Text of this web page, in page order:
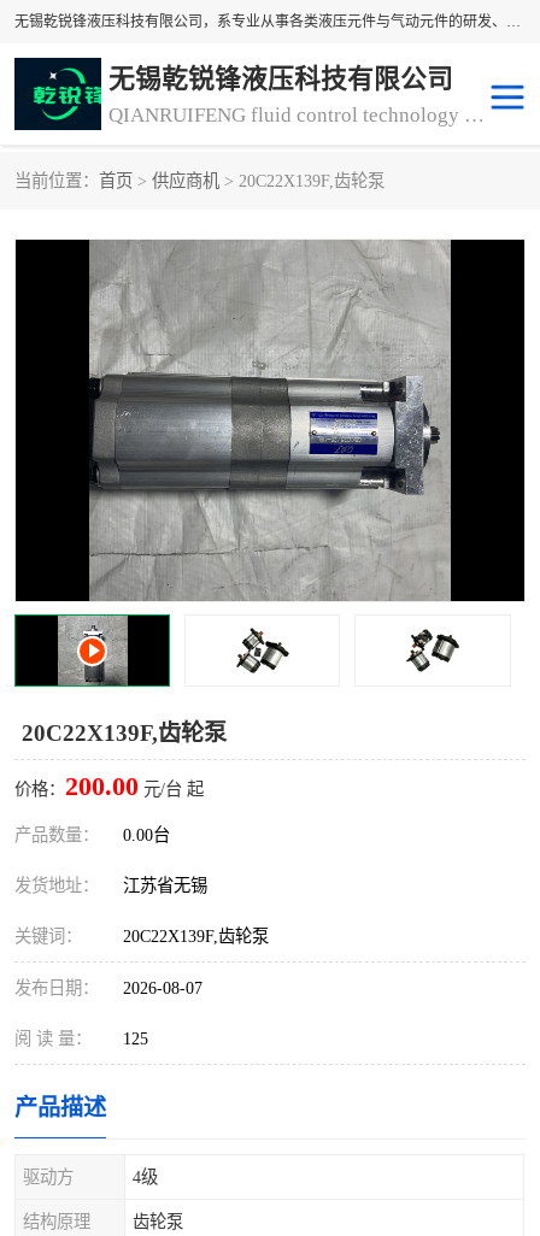
无锡乾锐锋液压科技有限公司，系专业从事各类液压元件与气动元件的研发、生产和销售业务为一体的生产型齿轮泵厂家、液压齿轮泵厂家。主要生产销售风冷式冷却器、液压油风冷却器，冷却器厂家直销、齿轮泵型号、齿轮泵厂家排名详情可来电咨询！
无锡乾锐锋液压科技有限公司
QIANRUIFENG fluid control technology co. LTD
当前位置： 首页 > 供应商机 > 20C22X139F,齿轮泵
20C22X139F,齿轮泵
价格： 200.00 元/台 起
产品数量： 0.00台
发货地址： 江苏省无锡
关键词： 20C22X139F,齿轮泵
发布日期： 2026-08-07
阅 读 量： 125
产品描述
驱动方 4级
结构原理 齿轮泵
冷却器厂家直销
离合器、制动器 气动元器件
齿轮泵厂家